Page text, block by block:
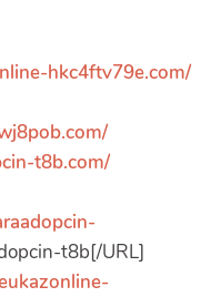
hkc4ftv79e.com/
t8b.com/
t8b[/URL]